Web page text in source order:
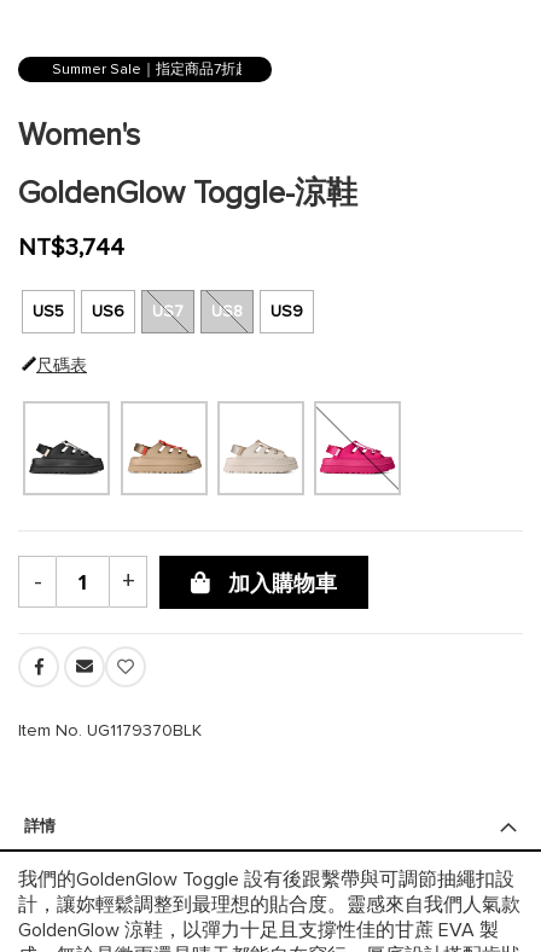
Summer Sale｜指定商品7折起
到
庫
開
Women's
GoldenGlow Toggle-涼鞋
NT$3,744
US5 US6 US7 US8 US9
尺碼表
- + 加入購物車
Item No. UG1179370BLK
詳情
我們的GoldenGlow Toggle 設有後跟繫帶與可調節抽繩扣設
計，讓妳輕鬆調整到最理想的貼合度。靈感來自我們人氣款
GoldenGlow 涼鞋，以彈力十足且支撐性佳的甘蔗 EVA 製